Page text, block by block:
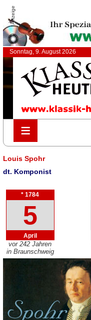
Anzeige
Sonntag, 9. August 2026
≡
≡
Louis Spohr
dt. Komponist
* 1784
5
April
vor 242 Jahren
in Braunschweig